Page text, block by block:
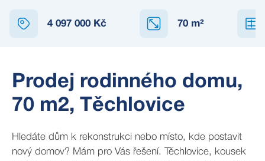
4 097 000 Kč 70 m²
Prodej rodinného domu,
70 m2, Těchlovice
Hledáte dům k rekonstrukci nebo místo, kde postavit
nový domov? Mám pro Vás řešení. Těchlovice, kousek